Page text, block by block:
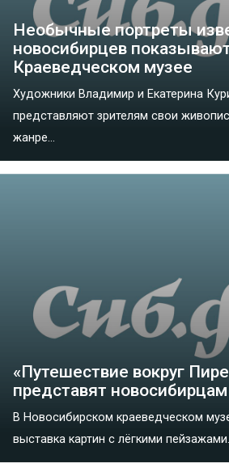
Необычные портреты
новосибирцев
Краеведческом музее
Художники Владимир и Екатерина
представляют зрителям свои
жанре...
«Путешествие вокруг
представят новосибирцам
В Новосибирском краеведческом
выставка картин с лёгкими